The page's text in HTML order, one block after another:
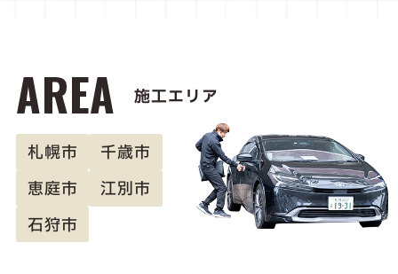
AREA 施工エリア
札幌市
千歳市
恵庭市
江別市
石狩市